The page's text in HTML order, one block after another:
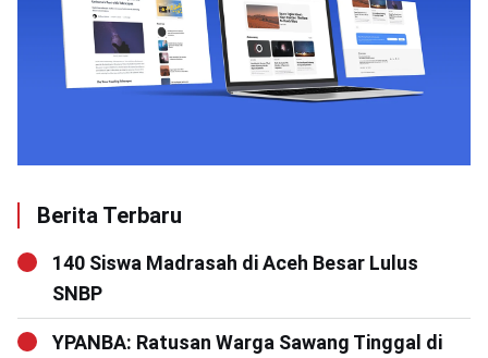
Berita Terbaru
140 Siswa Madrasah di Aceh Besar Lulus
SNBP
YPANBA: Ratusan Warga Sawang Tinggal di